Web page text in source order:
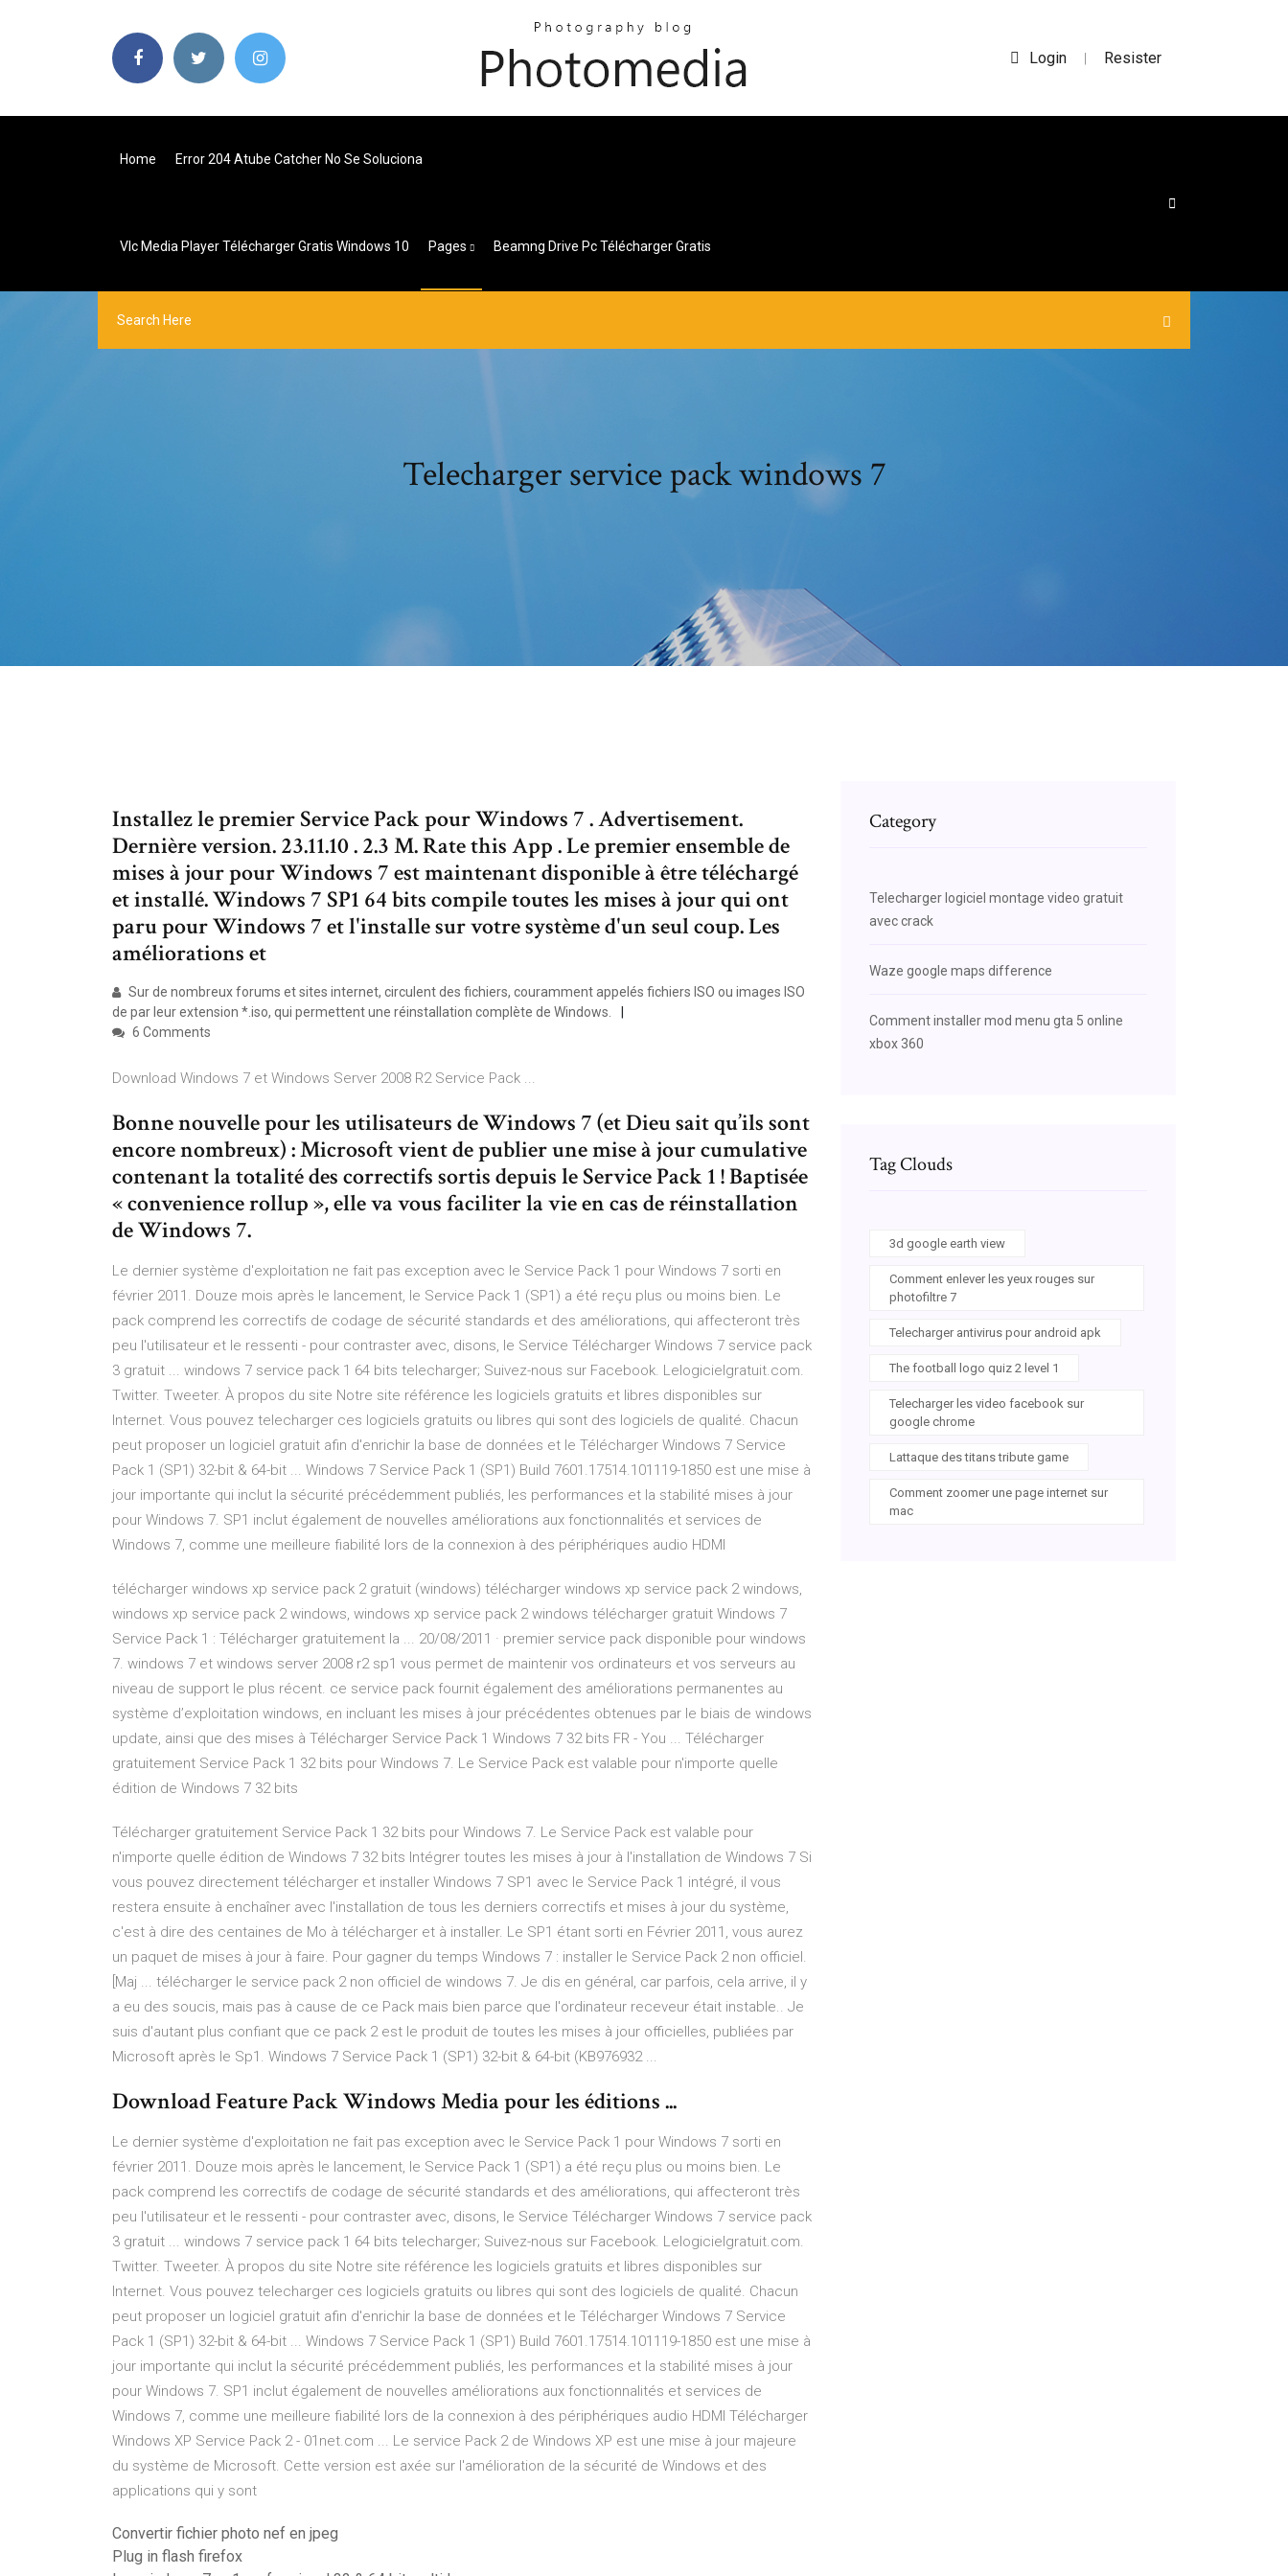
Login | Resister
Home Error 204 Atube Catcher No Se Soluciona
Vlc Media Player Télécharger Gratis Windows 10 Pages Beamng Drive Pc Télécharger Gratis
Telecharger service pack windows 7
Installez le premier Service Pack pour Windows 7 . Advertisement.
Dernière version. 23.11.10 . 2.3 M. Rate this App . Le premier ensemble de
mises à jour pour Windows 7 est maintenant disponible à être téléchargé
et installé. Windows 7 SP1 64 bits compile toutes les mises à jour qui ont
paru pour Windows 7 et l'installe sur votre système d'un seul coup. Les
améliorations et
Sur de nombreux forums et sites internet, circulent des fichiers, couramment appelés fichiers ISO ou images ISO
de par leur extension *.iso, qui permettent une réinstallation complète de Windows.
6 Comments
Download Windows 7 et Windows Server 2008 R2 Service Pack ...
Bonne nouvelle pour les utilisateurs de Windows 7 (et Dieu sait qu’ils sont
encore nombreux) : Microsoft vient de publier une mise à jour cumulative
contenant la totalité des correctifs sortis depuis le Service Pack 1 ! Baptisée
« convenience rollup », elle va vous faciliter la vie en cas de réinstallation
de Windows 7.
Le dernier système d'exploitation ne fait pas exception avec le Service Pack 1 pour Windows 7 sorti en
février 2011. Douze mois après le lancement, le Service Pack 1 (SP1) a été reçu plus ou moins bien. Le
pack comprend les correctifs de codage de sécurité standards et des améliorations, qui affecteront très
peu l'utilisateur et le ressenti - pour contraster avec, disons, le Service Télécharger Windows 7 service pack
3 gratuit ... windows 7 service pack 1 64 bits telecharger; Suivez-nous sur Facebook. Lelogicielgratuit.com.
Twitter. Tweeter. À propos du site Notre site référence les logiciels gratuits et libres disponibles sur
Internet. Vous pouvez telecharger ces logiciels gratuits ou libres qui sont des logiciels de qualité. Chacun
peut proposer un logiciel gratuit afin d'enrichir la base de données et le Télécharger Windows 7 Service
Pack 1 (SP1) 32-bit & 64-bit ... Windows 7 Service Pack 1 (SP1) Build 7601.17514.101119-1850 est une mise à
jour importante qui inclut la sécurité précédemment publiés, les performances et la stabilité mises à jour
pour Windows 7. SP1 inclut également de nouvelles améliorations aux fonctionnalités et services de
Windows 7, comme une meilleure fiabilité lors de la connexion à des périphériques audio HDMI
télécharger windows xp service pack 2 gratuit (windows) télécharger windows xp service pack 2 windows,
windows xp service pack 2 windows, windows xp service pack 2 windows télécharger gratuit Windows 7
Service Pack 1 : Télécharger gratuitement la ... 20/08/2011 · premier service pack disponible pour windows
7. windows 7 et windows server 2008 r2 sp1 vous permet de maintenir vos ordinateurs et vos serveurs au
niveau de support le plus récent. ce service pack fournit également des améliorations permanentes au
système d’exploitation windows, en incluant les mises à jour précédentes obtenues par le biais de windows
update, ainsi que des mises à Télécharger Service Pack 1 Windows 7 32 bits FR - You ... Télécharger
gratuitement Service Pack 1 32 bits pour Windows 7. Le Service Pack est valable pour n'importe quelle
édition de Windows 7 32 bits
Télécharger gratuitement Service Pack 1 32 bits pour Windows 7. Le Service Pack est valable pour
n'importe quelle édition de Windows 7 32 bits Intégrer toutes les mises à jour à l'installation de Windows 7 Si
vous pouvez directement télécharger et installer Windows 7 SP1 avec le Service Pack 1 intégré, il vous
restera ensuite à enchaîner avec l'installation de tous les derniers correctifs et mises à jour du système,
c'est à dire des centaines de Mo à télécharger et à installer. Le SP1 étant sorti en Février 2011, vous aurez
un paquet de mises à jour à faire. Pour gagner du temps Windows 7 : installer le Service Pack 2 non officiel.
[Maj ... télécharger le service pack 2 non officiel de windows 7. Je dis en général, car parfois, cela arrive, il y
a eu des soucis, mais pas à cause de ce Pack mais bien parce que l'ordinateur receveur était instable.. Je
suis d'autant plus confiant que ce pack 2 est le produit de toutes les mises à jour officielles, publiées par
Microsoft après le Sp1. Windows 7 Service Pack 1 (SP1) 32-bit & 64-bit (KB976932 ...
Download Feature Pack Windows Media pour les éditions ...
Le dernier système d'exploitation ne fait pas exception avec le Service Pack 1 pour Windows 7 sorti en
février 2011. Douze mois après le lancement, le Service Pack 1 (SP1) a été reçu plus ou moins bien. Le
pack comprend les correctifs de codage de sécurité standards et des améliorations, qui affecteront très
peu l'utilisateur et le ressenti - pour contraster avec, disons, le Service Télécharger Windows 7 service pack
3 gratuit ... windows 7 service pack 1 64 bits telecharger; Suivez-nous sur Facebook. Lelogicielgratuit.com.
Twitter. Tweeter. À propos du site Notre site référence les logiciels gratuits et libres disponibles sur
Internet. Vous pouvez telecharger ces logiciels gratuits ou libres qui sont des logiciels de qualité. Chacun
peut proposer un logiciel gratuit afin d'enrichir la base de données et le Télécharger Windows 7 Service
Pack 1 (SP1) 32-bit & 64-bit ... Windows 7 Service Pack 1 (SP1) Build 7601.17514.101119-1850 est une mise à
jour importante qui inclut la sécurité précédemment publiés, les performances et la stabilité mises à jour
pour Windows 7. SP1 inclut également de nouvelles améliorations aux fonctionnalités et services de
Windows 7, comme une meilleure fiabilité lors de la connexion à des périphériques audio HDMI Télécharger
Windows XP Service Pack 2 - 01net.com ... Le service Pack 2 de Windows XP est une mise à jour majeure
du système de Microsoft. Cette version est axée sur l'amélioration de la sécurité de Windows et des
applications qui y sont
Convertir fichier photo nef en jpeg
Plug in flash firefox
Category
Telecharger logiciel montage video gratuit
avec crack
Waze google maps difference
Comment installer mod menu gta 5 online
xbox 360
Tag Clouds
3d google earth view
Comment enlever les yeux rouges sur
photofiltre 7
Telecharger antivirus pour android apk
The football logo quiz 2 level 1
Telecharger les video facebook sur
google chrome
Lattaque des titans tribute game
Comment zoomer une page internet sur
mac